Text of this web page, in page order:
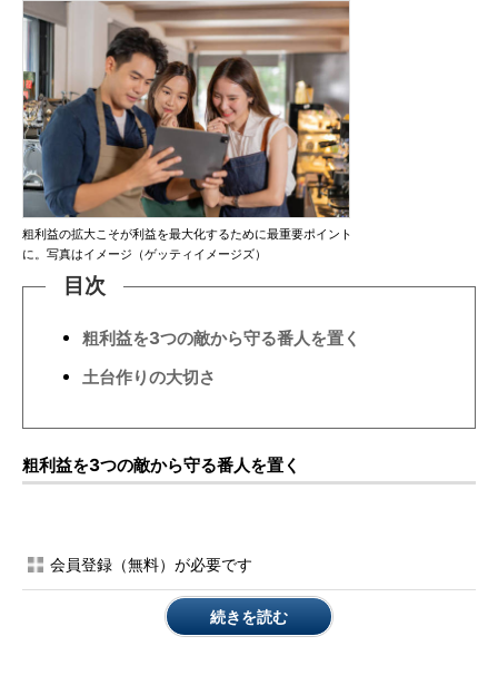
粗利益の拡大こそが利益を最大化するために最重要ポイント
に。写真はイメージ（ゲッティイメージズ）
目次
粗利益を3つの敵から守る番人を置く
土台作りの大切さ
粗利益を3つの敵から守る番人を置く
会員登録（無料）が必要です
続きを読む